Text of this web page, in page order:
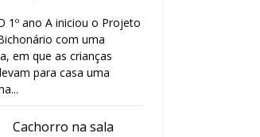
1º ano A iniciou o Projeto
com uma
em que as crianças
para casa uma
Cachorro na sala